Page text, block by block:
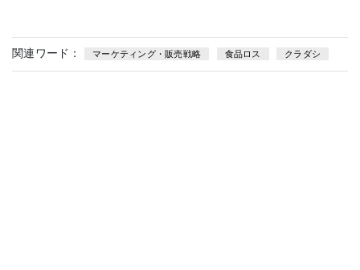
関連ワード： マーケティング・販売戦略 食品ロス クラダシ